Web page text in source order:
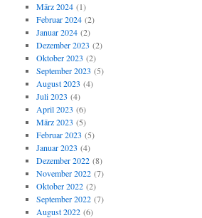
März 2024(1)
Februar 2024(2)
Januar 2024(2)
Dezember 2023 (2)
Oktober 2023 (2)
September 2023 (5)
August 2023 (4)
Juli 2023 (4)
April 2023 (6)
März 2023 (5)
Februar 2023 (5)
Januar 2023 (4)
Dezember 2022(8)
November 2022(7)
Oktober 2022(2)
September 2022(7)
August 2022(6)